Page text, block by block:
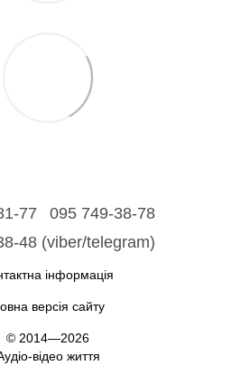
77
095 749-38-78
48 (viber/telegram)
інформація
версія сайту
© 2014—2026
відео життя